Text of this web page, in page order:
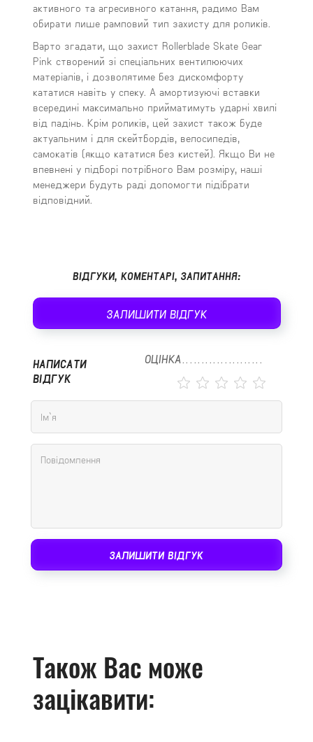
активного та агресивного катання, радимо Вам
обирати лише рамповий тип захисту для роликів.
Варто згадати, що захист Rollerblade Skate Gear
Pink створений зі спеціальних вентилюючих
матеріалів, і дозволятиме без дискомфорту
кататися навіть у спеку. А амортизуючі вставки
всередині максимально прийматимуть ударні хвилі
від падінь. Крім роликів, цей захист також буде
актуальним і для скейтбордів, велосипедів,
самокатів (якщо кататися без кистей). Якщо Ви не
впевнені у підборі потрібного Вам розміру, наші
менеджери будуть раді допомогти підібрати
відповідний.
ВІДГУКИ, КОМЕНТАРІ, ЗАПИТАННЯ:
ЗАЛИШИТИ ВІДГУК
НАПИСАТИ
ВІДГУК
ОЦІНКА
ЗАЛИШИТИ ВІДГУК
Також Вас може
зацікавити: